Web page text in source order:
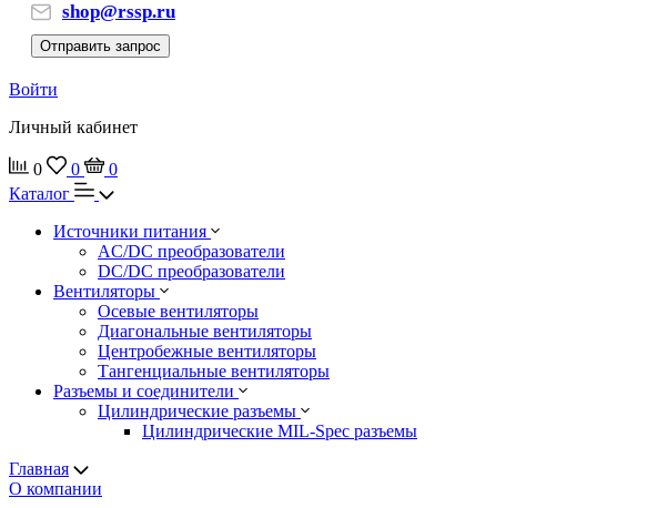
shop@rssp.ru
Отправить запрос
Войти
Личный кабинет
0 0
0
Каталог
Источники питания
AC/DC преобразователи
DC/DC преобразователи
Вентиляторы
Осевые вентиляторы
Диагональные вентиляторы
Центробежные вентиляторы
Тангенциальные вентиляторы
Разъемы и соединители
Цилиндрические разъемы
Цилиндрические MIL-Spec разъемы
Главная
О компании